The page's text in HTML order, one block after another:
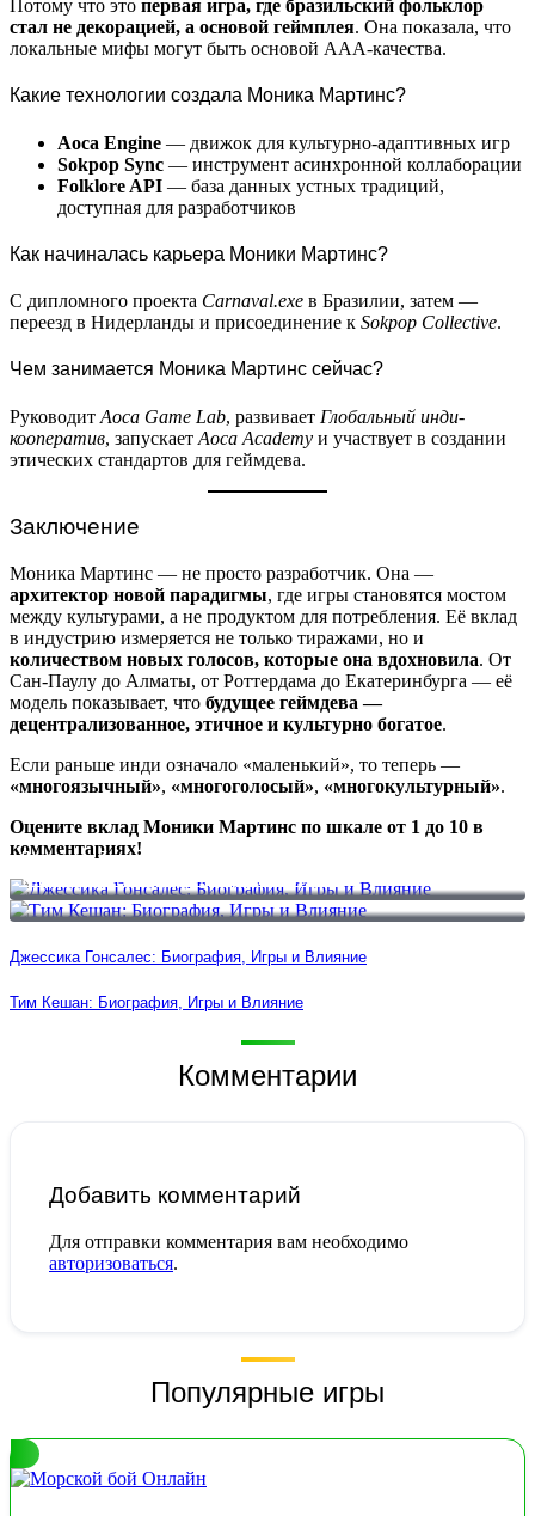
Потому что это первая игра, где бразильский фольклор
стал не декорацией, а основой геймплея. Она показала, что
локальные мифы могут быть основой AAA-качества.
Какие технологии создала Моника Мартинс?
Aoca Engine — движок для культурно-адаптивных игр
Sokpop Sync — инструмент асинхронной коллаборации
Folklore API — база данных устных традиций,
доступная для разработчиков
Как начиналась карьера Моники Мартинс?
С дипломного проекта Carnaval.exe в Бразилии, затем —
переезд в Нидерланды и присоединение к Sokpop Collective.
Чем занимается Моника Мартинс сейчас?
Руководит Aoca Game Lab, развивает Глобальный инди-
кооператив, запускает Aoca Academy и участвует в создании
этических стандартов для геймдева.
Заключение
Моника Мартинс — не просто разработчик. Она —
архитектор новой парадигмы, где игры становятся мостом
между культурами, а не продуктом для потребления. Её вклад
в индустрию измеряется не только тиражами, но и
количеством новых голосов, которые она вдохновила. От
Сан-Паулу до Алматы, от Роттердама до Екатеринбурга — её
модель показывает, что будущее геймдева —
децентрализованное, этичное и культурно богатое.
Если раньше инди означало «маленький», то теперь —
«многоязычный», «многоголосый», «многокультурный».
Оцените вклад Моники Мартинс по шкале от 1 до 10 в
комментариях!
Джессика Гонсалес: Биография, Игры и Влияние
Тим Кешан: Биография, Игры и Влияние
Джессика Гонсалес: Биография, Игры и Влияние
Тим Кешан: Биография, Игры и Влияние
Комментарии
Добавить комментарий
Для отправки комментария вам необходимо
авторизоваться.
Популярные игры